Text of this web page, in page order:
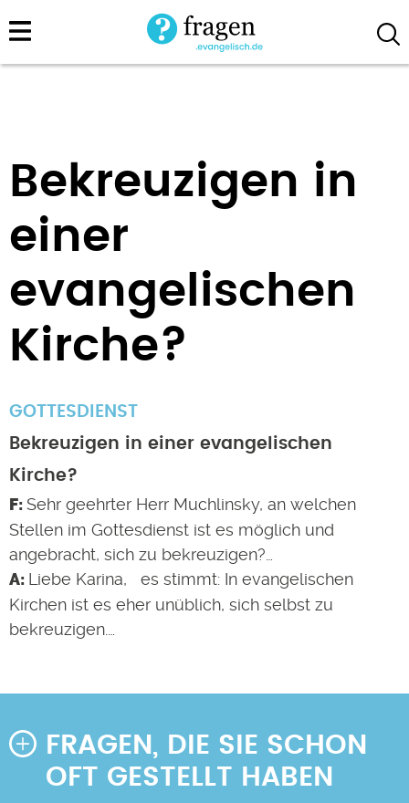
Direkt
zum
Bekreuzigen in
einer
evangelischen
Kirche?
GOTTESDIENST
Bekreuzigen in einer evangelischen
Kirche?
Sehr geehrter Herr Muchlinsky, an welchen
Stellen im Gottesdienst ist es möglich und
angebracht, sich zu bekreuzigen?…
Liebe Karina, es stimmt: In evangelischen
Kirchen ist es eher unüblich, sich selbst zu
bekreuzigen.…
FRAGEN, DIE SIE SCHON
OFT GESTELLT HABEN